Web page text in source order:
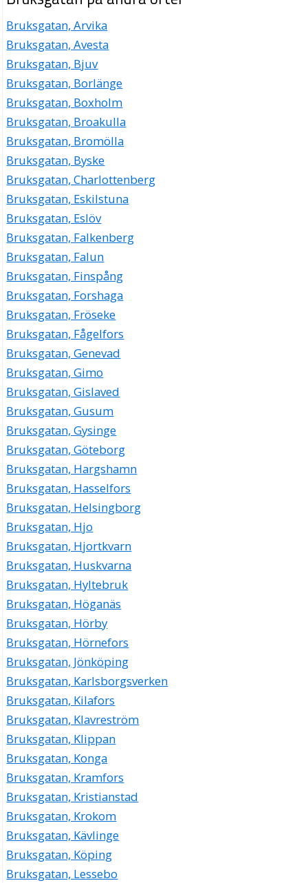
Bruksgatan, Arvika
Bruksgatan, Avesta
Bruksgatan, Bjuv
Bruksgatan, Borlänge
Bruksgatan, Boxholm
Bruksgatan, Broakulla
Bruksgatan, Bromölla
Bruksgatan, Byske
Bruksgatan, Charlottenberg
Bruksgatan, Eskilstuna
Bruksgatan, Eslöv
Bruksgatan, Falkenberg
Bruksgatan, Falun
Bruksgatan, Finspång
Bruksgatan, Forshaga
Bruksgatan, Fröseke
Bruksgatan, Fågelfors
Bruksgatan, Genevad
Bruksgatan, Gimo
Bruksgatan, Gislaved
Bruksgatan, Gusum
Bruksgatan, Gysinge
Bruksgatan, Göteborg
Bruksgatan, Hargshamn
Bruksgatan, Hasselfors
Bruksgatan, Helsingborg
Bruksgatan, Hjo
Bruksgatan, Hjortkvarn
Bruksgatan, Huskvarna
Bruksgatan, Hyltebruk
Bruksgatan, Höganäs
Bruksgatan, Hörby
Bruksgatan, Hörnefors
Bruksgatan, Jönköping
Bruksgatan, Karlsborgsverken
Bruksgatan, Kilafors
Bruksgatan, Klavreström
Bruksgatan, Klippan
Bruksgatan, Konga
Bruksgatan, Kramfors
Bruksgatan, Kristianstad
Bruksgatan, Krokom
Bruksgatan, Kävlinge
Bruksgatan, Köping
Bruksgatan, Lessebo